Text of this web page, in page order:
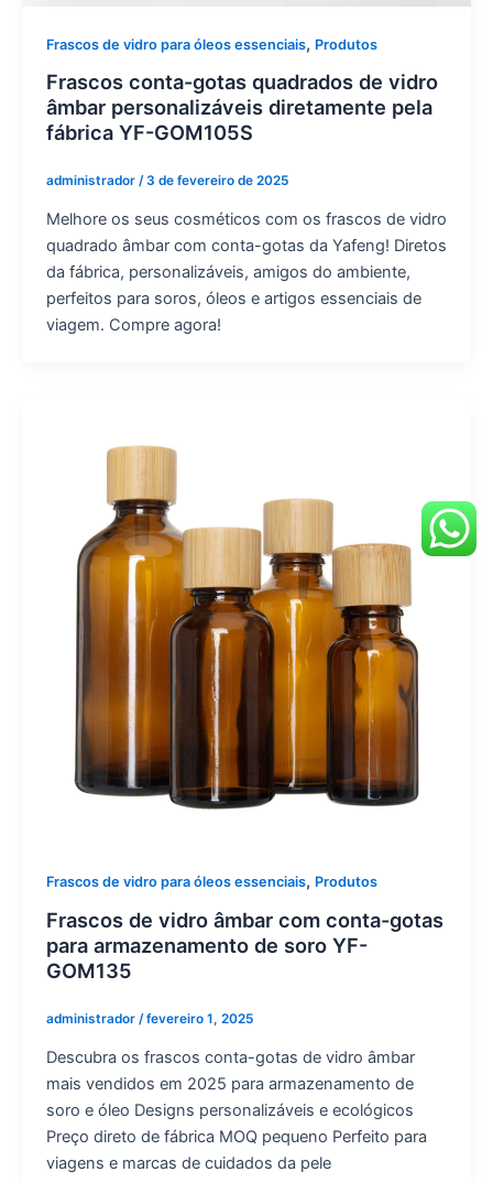
Frascos de vidro para óleos essenciais, Produtos
Frascos conta-gotas quadrados de vidro
âmbar personalizáveis diretamente pela
fábrica YF-GOM105S
administrador /3 de fevereiro de 2025
Melhore os seus cosméticos com os frascos de vidro
quadrado âmbar com conta-gotas da Yafeng! Diretos
da fábrica, personalizáveis, amigos do ambiente,
perfeitos para soros, óleos e artigos essenciais de
viagem. Compre agora!
Frascos de vidro para óleos essenciais, Produtos
Frascos de vidro âmbar com conta-gotas
para armazenamento de soro YF-
GOM135
administrador /fevereiro 1, 2025
Descubra os frascos conta-gotas de vidro âmbar
mais vendidos em 2025 para armazenamento de
soro e óleo Designs personalizáveis e ecológicos
Preço direto de fábrica MOQ pequeno Perfeito para
viagens e marcas de cuidados da pele